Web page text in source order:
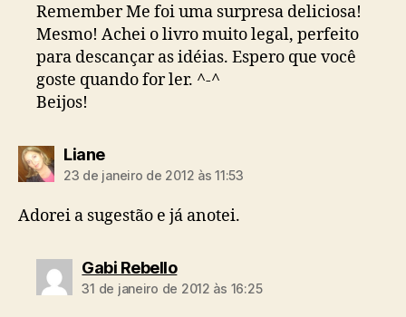
Remember Me foi uma surpresa deliciosa!
Mesmo! Achei o livro muito legal, perfeito
para descançar as idéias. Espero que você
goste quando for ler. ^-^
Beijos!
Lianediz:
23 de janeiro de 2012 às 11:53
Adorei a sugestão e já anotei.
Gabi Rebellodiz:
31 de janeiro de 2012 às 16:25